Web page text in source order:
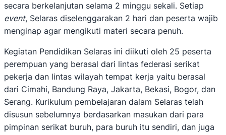
secara berkelanjutan selama 2 minggu sekali. Setiap
event, Selaras diselenggarakan 2 hari dan peserta wajib
menginap agar mengikuti materi secara penuh.
Kegiatan Pendidikan Selaras ini diikuti oleh 25 peserta
perempuan yang berasal dari lintas federasi serikat
pekerja dan lintas wilayah tempat kerja yaitu berasal
dari Cimahi, Bandung Raya, Jakarta, Bekasi, Bogor, dan
Serang. Kurikulum pembelajaran dalam Selaras telah
disusun sebelumnya berdasarkan masukan dari para
pimpinan serikat buruh, para buruh itu sendiri, dan juga